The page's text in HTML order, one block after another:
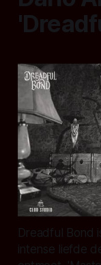
Dreadful Bond
intense liefde